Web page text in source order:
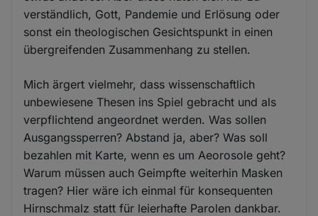
verständlich, Gott, Pandemie und Erlösung oder
sonst ein theologischen Gesichtspunkt in einen
übergreifenden Zusammenhang zu stellen.
Mich ärgert vielmehr, dass wissenschaftlich
unbewiesene Thesen ins Spiel gebracht und als
verpflichtend angeordnet werden. Was sollen
Ausgangssperren? Abstand ja, aber? Was soll
bezahlen mit Karte, wenn es um Aeorosole geht?
Warum müssen auch Geimpfte weiterhin Masken
tragen? Hier wäre ich einmal für konsequenten
Hirnschmalz statt für leierhafte Parolen dankbar.